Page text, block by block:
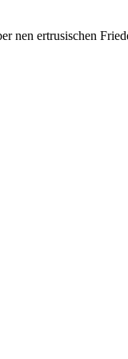
nen ertrusischen